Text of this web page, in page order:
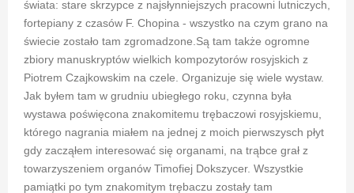
świata: stare skrzypce z najsłynniejszych pracowni lutniczych,
fortepiany z czasów F. Chopina - wszystko na czym grano na
świecie zostało tam zgromadzone.Są tam także ogromne
zbiory manuskryptów wielkich kompozytorów rosyjskich z
Piotrem Czajkowskim na czele. Organizuje się wiele wystaw.
Jak byłem tam w grudniu ubiegłego roku, czynna była
wystawa poświęcona znakomitemu trębaczowi rosyjskiemu,
którego nagrania miałem na jednej z moich pierwszysch płyt
gdy zacząłem interesować się organami, na trąbce grał z
towarzyszeniem organów Timofiej Dokszycer. Wszystkie
pamiątki po tym znakomitym trębaczu zostały tam